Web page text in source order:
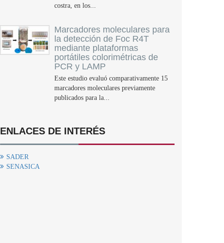
costra, en los...
Marcadores moleculares para
la detección de Foc R4T
mediante plataformas
portátiles colorimétricas de
PCR y LAMP
Este estudio evaluó comparativamente 15
marcadores moleculares previamente
publicados para la...
ENLACES DE INTERÉS
SADER
SENASICA